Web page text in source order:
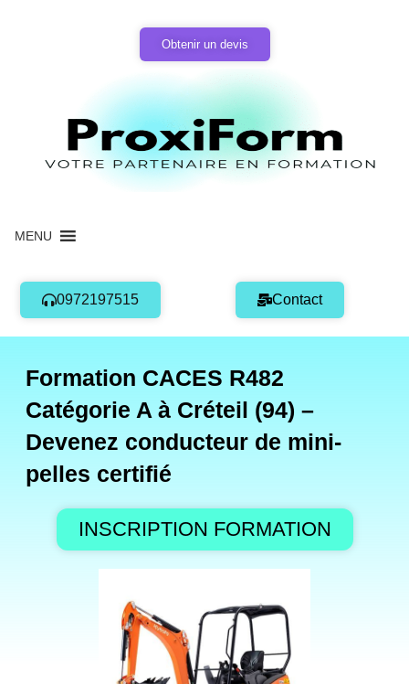
Obtenir un devis
MENU
0972197515 Contact
Formation CACES R482
Catégorie A à Créteil (94) –
Devenez conducteur de mini-
pelles certifié
INSCRIPTION FORMATION